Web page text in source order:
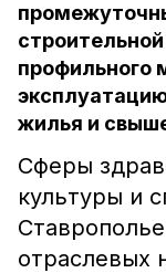
профильного
жилья и
Сферы
культуры и
отраслевых